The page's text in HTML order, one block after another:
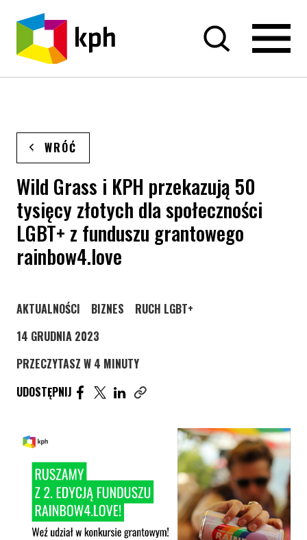
PRZEJDŹ DO TREŚCI
WRÓĆ
Wild Grass i KPH przekazują 50
tysięcy złotych dla społeczności
LGBT+ z funduszu grantowego
rainbow4.love
STRONA KATEGORII WPISÓW
AKTUALNOŚCI STRONA KATEGORII WPISÓW
BIZNES STRONA KATEGORII WPISÓW
RUCH LGBT+
14 GRUDNIA 2023
PRZECZYTASZ W 4 MINUTY
UDOSTĘPNIJ
UDOSTĘPNIJ ARTYKUŁ NA FACEBOOK. STRONA
UDOSTĘPNIJ ARTYKUŁ NA TWITTER.
UDOSTĘPNIJ ARTYKUŁ NA LINKEDIN.